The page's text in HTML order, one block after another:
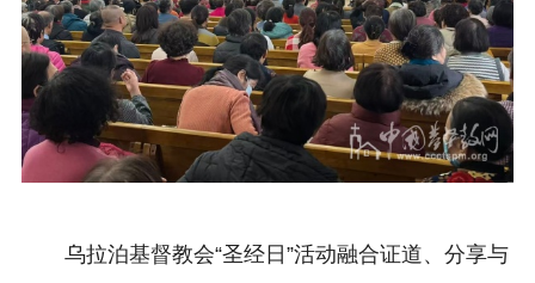
乌拉泊基督教会“圣经日”活动融合证道、分享与